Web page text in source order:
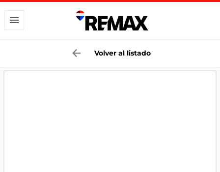
Volver al listado